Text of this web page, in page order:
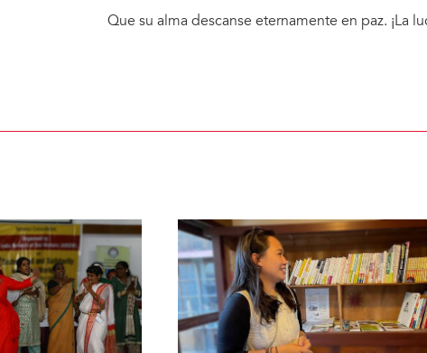
Que su alma descanse eternamente en paz. ¡La